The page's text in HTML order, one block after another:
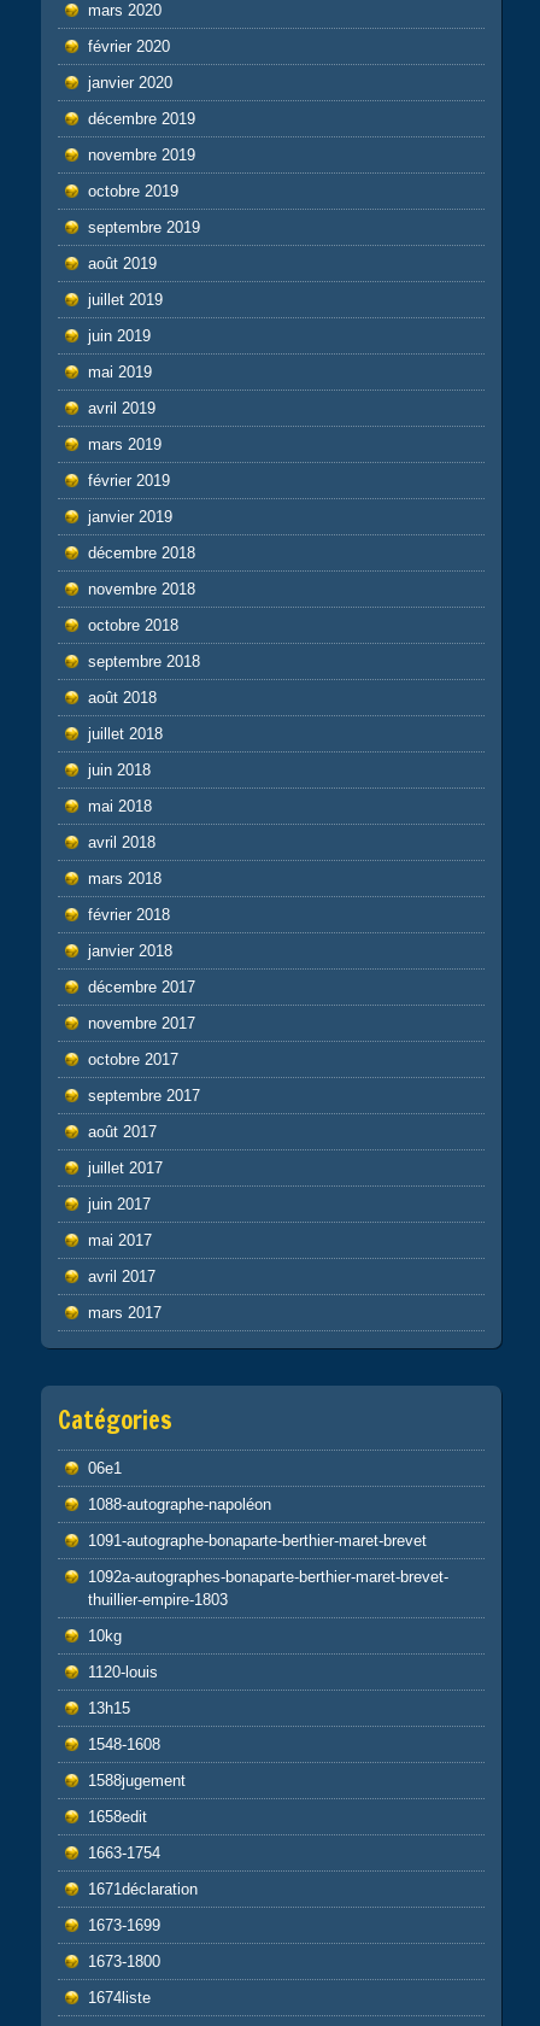
mars 2020
février 2020
janvier 2020
décembre 2019
novembre 2019
octobre 2019
septembre 2019
août 2019
juillet 2019
juin 2019
mai 2019
avril 2019
mars 2019
février 2019
janvier 2019
décembre 2018
novembre 2018
octobre 2018
septembre 2018
août 2018
juillet 2018
juin 2018
mai 2018
avril 2018
mars 2018
février 2018
janvier 2018
décembre 2017
novembre 2017
octobre 2017
septembre 2017
août 2017
juillet 2017
juin 2017
mai 2017
avril 2017
mars 2017
Catégories
06e1
1088-autographe-napoléon
1091-autographe-bonaparte-berthier-maret-brevet
1092a-autographes-bonaparte-berthier-maret-brevet-
thuillier-empire-1803
10kg
1120-louis
13h15
1548-1608
1588jugement
1658edit
1663-1754
1671déclaration
1673-1699
1673-1800
1674liste